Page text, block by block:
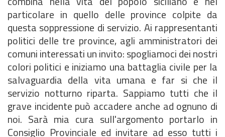
particolare in quello delle province colpite da
questa soppressione di servizio. Ai rappresentanti
politici delle tre province, agli amministratori dei
comuni interessati un invito: spogliamoci dei nostri
colori politici e iniziamo una battaglia civile per la
salvaguardia della vita umana e far si che il
servizio notturno riparta. Sappiamo tutti che il
grave incidente può accadere anche ad ognuno di
noi. Sarà mia cura sull'argomento portarlo in
Consiglio Provinciale ed invitare ad esso tutti i